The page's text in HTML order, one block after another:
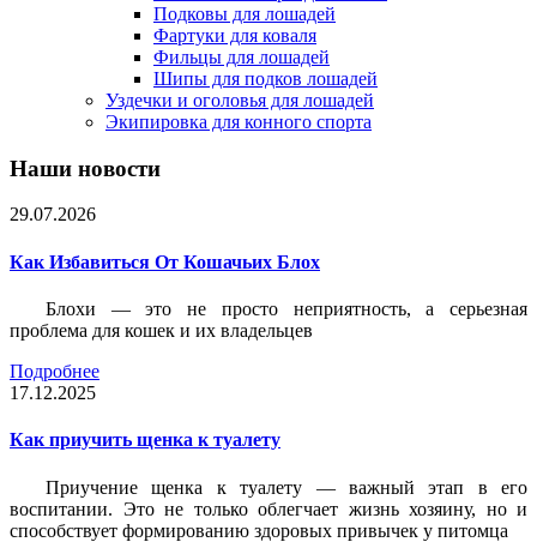
Подковы для лошадей
Фартуки для коваля
Фильцы для лошадей
Шипы для подков лошадей
Уздечки и оголовья для лошадей
Экипировка для конного спорта
Наши новости
29.07.2026
Как Избавиться От Кошачьих Блох
Блохи — это не просто неприятность, а серьезная
проблема для кошек и их владельцев
Подробнее
17.12.2025
Как приучить щенка к туалету
Приучение щенка к туалету — важный этап в его
воспитании. Это не только облегчает жизнь хозяину, но и
способствует формированию здоровых привычек у питомца